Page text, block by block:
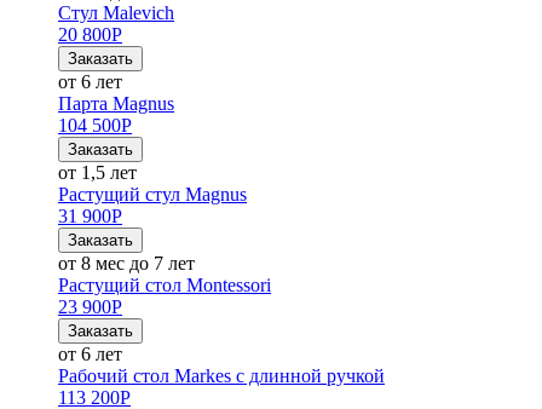
Стул Malevich
20 800Р
Заказать
от 6 лет
Парта Magnus
104 500Р
Заказать
от 1,5 лет
Растущий стул Magnus
31 900Р
Заказать
от 8 мес до 7 лет
Растущий стол Montessori
23 900Р
Заказать
от 6 лет
Рабочий стол Markes с длинной ручкой
113 200Р